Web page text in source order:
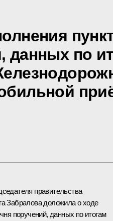
данных по
правительства
Забралова доложила о ходе
поручений, данных по итогам